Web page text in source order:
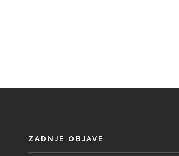
ZADNJE OBJAVE